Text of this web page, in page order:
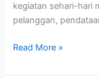
kegiatan sehari-hari
pelanggan,
Read More »